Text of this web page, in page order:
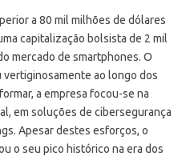
a 80 mil milhões de dólares
capitalização bolsista de 2 mil
mercado de smartphones. O
vertiginosamente ao longo dos
a empresa focou-se na
em soluções de cibersegurança
Apesar destes esforços, o
o seu pico histórico na era dos